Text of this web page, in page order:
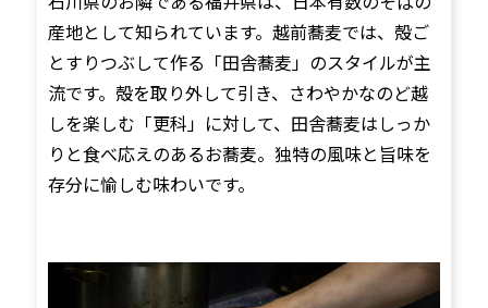
産地として知られています。越前蕎麦では、殻ご
とすりつぶして作る「田舎蕎麦」のスタイルが主
流です。殻を取り外して引き、さわやかなのど越
しを楽しむ「更科」に対して、田舎蕎麦はしっか
りと食べ応えのあるお蕎麦。独特の風味と旨味を
存分に愉しむ味わいです。